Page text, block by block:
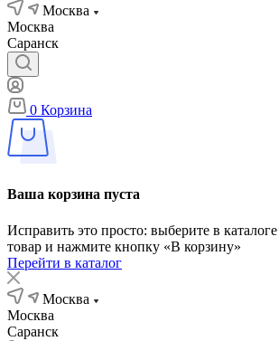
Москва
Москва
Саранск
0 Корзина
Ваша корзина пуста
Исправить это просто: выберите в
товар и нажмите кнопку «В корзину»
Перейти в каталог
Москва
Москва
Саранск